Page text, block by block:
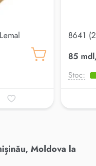
8641
85
Stoc:
Moldova la